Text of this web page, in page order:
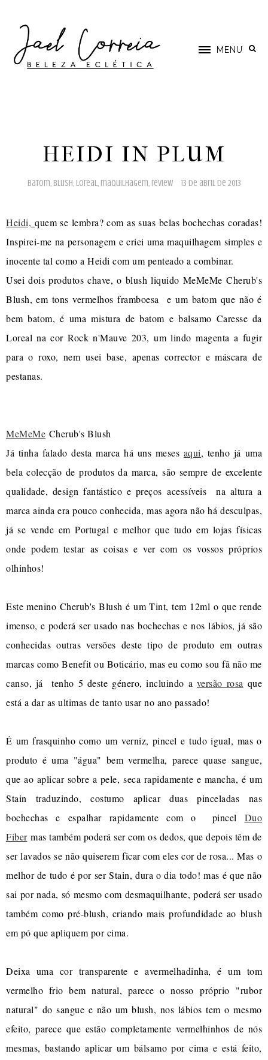
MENU
HEIDI IN PLUM
batom, blush, loreal, maquilhagem, review 13 de abril de 2013
Heidi,quem se lembra? com as suas belas bochechas coradas!
Inspirei-me na personagem e criei uma maquilhagem simples e
inocente tal como a Heidi com um penteado a combinar.
Usei dois produtos chave, o blush liquido MeMeMe Cherub's
Blush, em tons vermelhos framboesa e um batom que não é
bem batom, é uma mistura de batom e balsamo Caresse da
Loreal na cor Rock n'Mauve 203, um lindo magenta a fugir
para o roxo, nem usei base, apenas corrector e máscara de
pestanas.
MeMeMe Cherub's Blush
Já tinha falado desta marca há uns meses aqui, tenho já uma
bela colecção de produtos da marca, são sempre de excelente
qualidade, design fantástico e preços acessíveis na altura a
marca ainda era pouco conhecida, mas agora não há desculpas,
já se vende em Portugal e melhor que tudo em lojas físicas
onde podem testar as coisas e ver com os vossos próprios
olhinhos!
Este menino Cherub's Blush é um Tint, tem 12ml o que rende
imenso, e poderá ser usado nas bochechas e nos lábios, já são
conhecidas outras versões deste tipo de produto em outras
marcas como Benefit ou Boticário, mas eu como sou fã não me
canso, já tenho 5 deste género, incluindo a versão rosa que
está a dar as ultimas de tanto usar no ano passado!
É um frasquinho como um verniz, pincel e tudo igual, mas o
produto é uma "água" bem vermelha, parece quase sangue,
que ao aplicar sobre a pele, seca rapidamente e mancha, é um
Stain traduzindo, costumo aplicar duas pinceladas nas
bochechas e espalhar rapidamente com o pincel Duo
Fibermas também poderá ser com os dedos, que depois têm de
ser lavados se não quiserem ficar com eles cor de rosa... Mas o
melhor de tudo é por ser Stain, dura o dia todo! mas é que não
sai por nada, só mesmo com desmaquilhante, poderá ser usado
também como pré-blush, criando mais profundidade ao blush
em pó que apliquem por cima.
Deixa uma cor transparente e avermelhadinha, é um tom
vermelho frio bem natural, parece o nosso próprio "rubor
natural" do sangue e não um blush, nos lábios tem o mesmo
efeito, parece que estão completamente vermelhinhos de nós
mesmas, bastando aplicar um bálsamo por cima e está feito,